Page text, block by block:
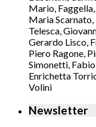
Mario,
Maria
Telesca,
Gerardo Lisco,
Piero Ragone,
Simonetti,
Enrichetta
Volini
Newsletter